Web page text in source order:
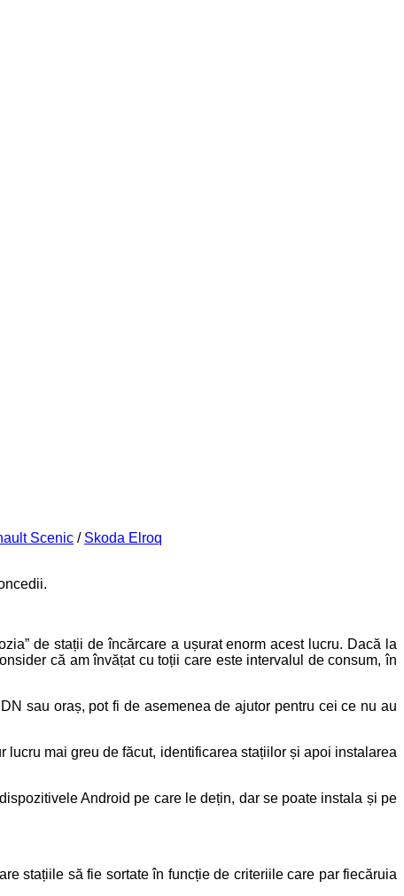
Scenic / Skoda Elroq
de stații de încărcare a ușurat enorm acest lucru. Dacă la
că am învățat cu toții care este intervalul de consum, în
sau oraș, pot fi de asemenea de ajutor pentru cei ce nu au
mai greu de făcut, identificarea stațiilor și apoi instalarea
Android pe care le dețin, dar se poate instala și pe
stațiile să fie sortate în funcție de criteriile care par fiecăruia